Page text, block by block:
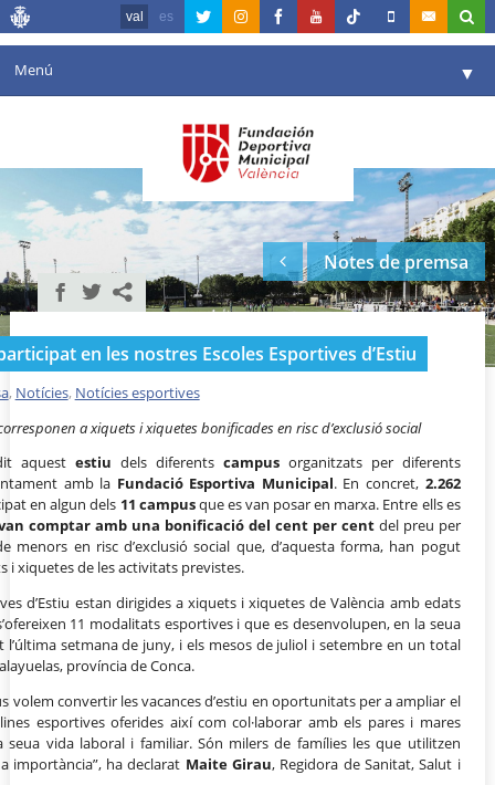
val es
Menú ▼
Agenda
Instal·lacions ▼
Comunicació ▼
València en esport
Portal de Transparència
Notes de premsa
en les nostres Escoles Esportives d’Estiu
, Notícies, Notícies esportives
a xiquets i xiquetes bonificades en risc d’exclusió social
aquestestiu dels diferents campusorganitzats per diferents
amb la Fundació Esportiva Municipal. En concret, 2.262
en algun dels 11 campusque es van posar en marxa. Entre ells es
comptar amb una bonificació del cent per centdel preu per
menors en risc d’exclusió social que, d’aquesta forma, han pogut
i xiquetes de les activitats previstes.
d’Estiu estan dirigides a xiquets i xiquetes de València amb edats
11 modalitats esportives i que es desenvolupen, en la seua
setmana de juny, i els mesos de juliol i setembre en un total
província de Conca.
volem convertir les vacances d’estiu en oportunitats per a ampliar el
esportives oferides així com col·laborar amb els pares i mares
seua vida laboral i familiar. Són milers de famílies les que utilitzen
importància”, ha declarat Maite Girau, Regidora de Sanitat, Salut i